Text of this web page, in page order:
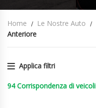
Home Le Nostre Auto
Anteriore
Applica filtri
94 Corrispondenza di veicoli